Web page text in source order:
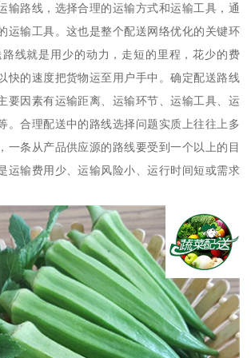
输路线，选择合理的运输方式和运输工具，通
运输工具。这也是整个配送网络优化的关键环
线就是用少的动力，走短的里程，花少的费
快的速度把货物运至用户手中。确定配送路线
要因素有运输距离、运输环节、运输工具、运
。合理配送中的路线选择问题实质上往往上多
一条从产品供应源的路线要受到一个以上的目
运输费用少、运输风险小、运行时间短或需求